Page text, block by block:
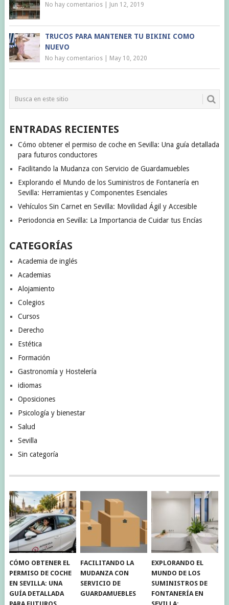
No hay comentarios| Jun 12, 2019
TRUCOS PARA MANTENER TU BIKINI COMO
NUEVO
No hay comentarios| May 10, 2020
ENTRADAS RECIENTES
Cómo obtener el permiso de coche en Sevilla: Una guía detallada
para futuros conductores
Facilitando la Mudanza con Servicio de Guardamuebles
Explorando el Mundo de los Suministros de Fontanería en
Sevilla: Herramientas y Componentes Esenciales
Vehículos Sin Carnet en Sevilla: Movilidad Ágil y Accesible
Periodoncia en Sevilla: La Importancia de Cuidar tus Encías
CATEGORÍAS
Academia de inglés
Academias
Alojamiento
Colegios
Cursos
Derecho
Estética
Formación
Gastronomía y Hostelería
idiomas
Oposiciones
Psicología y bienestar
Salud
Sevilla
Sin categoría
CÓMO OBTENER EL
PERMISO DE COCHE
EN SEVILLA: UNA
GUÍA DETALLADA
FACILITANDO LA
MUDANZA CON
SERVICIO DE
GUARDAMUEBLES
EXPLORANDO EL
MUNDO DE LOS
SUMINISTROS DE
FONTANERÍA EN